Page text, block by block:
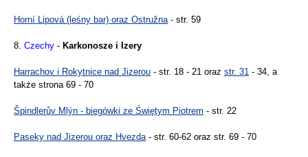
Horní Lipová (leśny bar) oraz Ostružna- str. 59
8. Czechy - Karkonosze i Izery
Harrachov i Rokytnice nad Jizerou - str. 18 - 21 oraz str. 31 - 34, a
także strona 69 - 70
Špindlerův Mlýn - biegówki ze Świętym Piotrem - str. 22
Paseky nad Jizerou oraz Hvezda- str. 60-62 oraz str. 69 - 70